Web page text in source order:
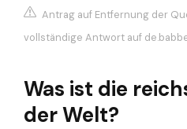
Antrag auf Entfernung der
vollständige Antwort auf
Was ist die
der Welt?